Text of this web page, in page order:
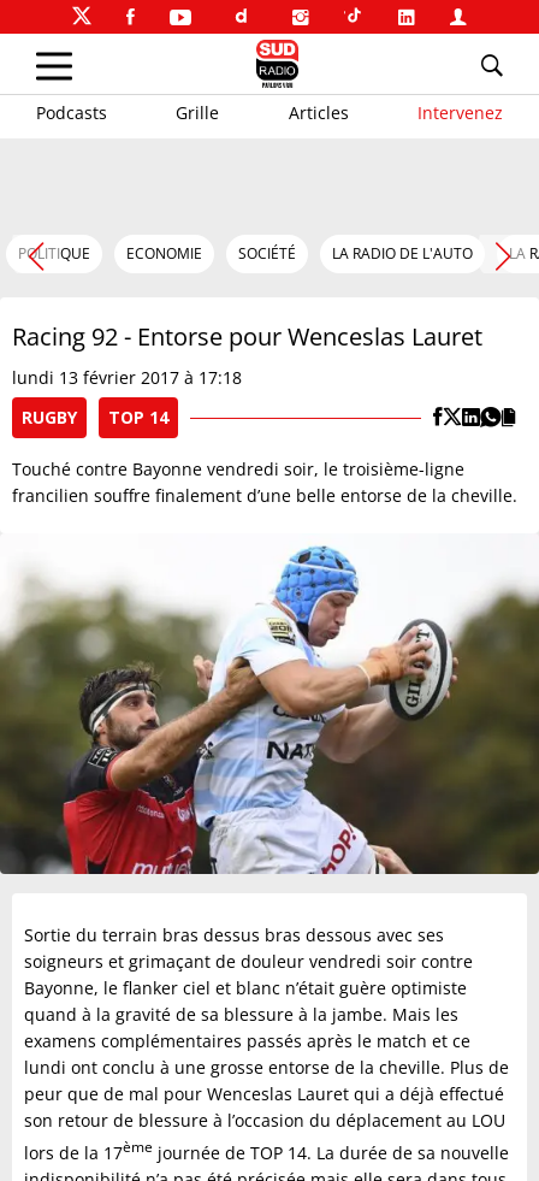
Podcasts Grille Articles Intervenez
POLITIQUE ECONOMIE SOCIÉTÉ LA RADIO DE L'AUTO LA
Racing 92 - Entorse pour Wenceslas Lauret
lundi 13 février 2017 à 17:18
RUGBY
TOP 14
Touché contre Bayonne vendredi soir, le troisième-ligne
francilien souffre finalement d’une belle entorse de la cheville.
Sortie du terrain bras dessus bras dessous avec ses
soigneurs et grimaçant de douleur vendredi soir contre
Bayonne, le flanker ciel et blanc n’était guère optimiste
quand à la gravité de sa blessure à la jambe. Mais les
examens complémentaires passés après le match et ce
lundi ont conclu à une grosse entorse de la cheville. Plus de
peur que de mal pour Wenceslas Lauret qui a déjà effectué
son retour de blessure à l’occasion du déplacement au LOU
lors de la 17ème journée de TOP 14. La durée de sa nouvelle